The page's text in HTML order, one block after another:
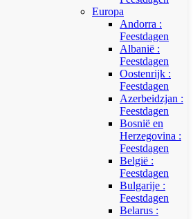
Europa
Andorra :
Feestdagen
Albanië :
Feestdagen
Oostenrijk :
Feestdagen
Azerbeidzjan :
Feestdagen
Bosnië en
Herzegovina :
Feestdagen
België :
Feestdagen
Bulgarije :
Feestdagen
Belarus :